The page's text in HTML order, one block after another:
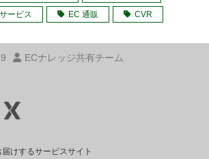
ービス EC 通販 CVR
ECナレッジ共有チーム
けするサービスサイト